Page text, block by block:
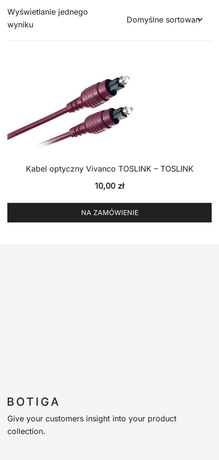
Wyświetlanie jednego
wyniku
Kabel optyczny Vivanco TOSLINK – TOSLINK
10,00 zł
NA ZAMÓWIENIE
Give your customers insight into your product
collection.